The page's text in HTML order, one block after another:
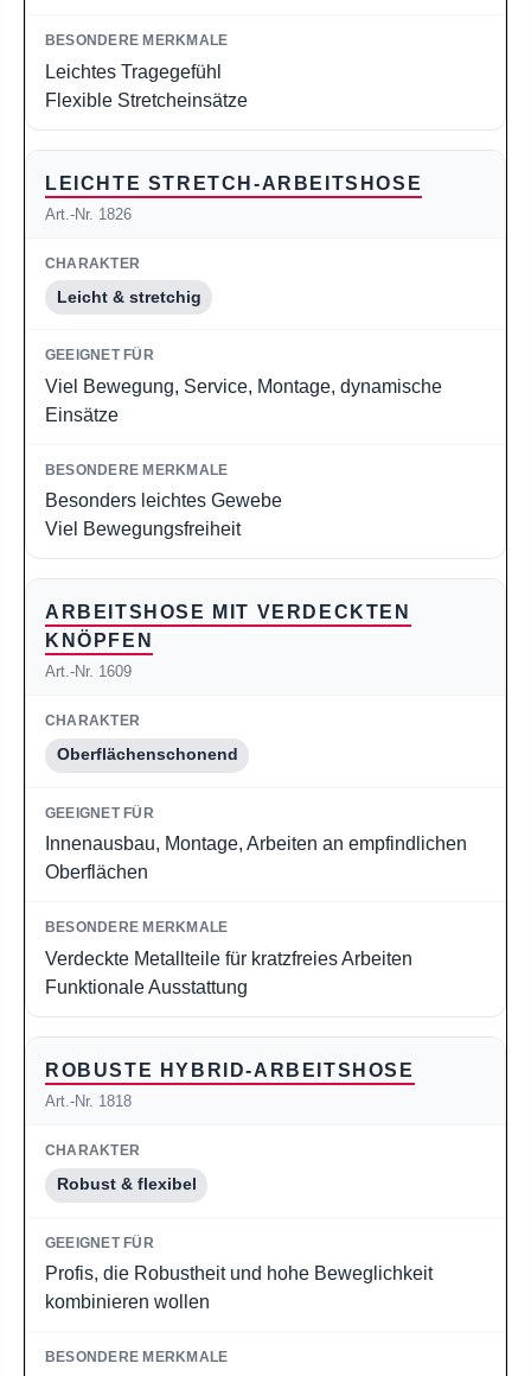
Leichtes Tragegefühl
Flexible Stretcheinsätze
LEICHTE STRETCH-ARBEITSHOSE
Art.-Nr. 1826
Leicht & stretchig
Viel Bewegung, Service, Montage, dynamische
Einsätze
Besonders leichtes Gewebe
Viel Bewegungsfreiheit
ARBEITSHOSE MIT VERDECKTEN
KNÖPFEN
Art.-Nr. 1609
Oberflächenschonend
Innenausbau, Montage, Arbeiten an empfindlichen
Oberflächen
Verdeckte Metallteile für kratzfreies Arbeiten
Funktionale Ausstattung
ROBUSTE HYBRID-ARBEITSHOSE
Art.-Nr. 1818
Robust & flexibel
Profis, die Robustheit und hohe Beweglichkeit
kombinieren wollen